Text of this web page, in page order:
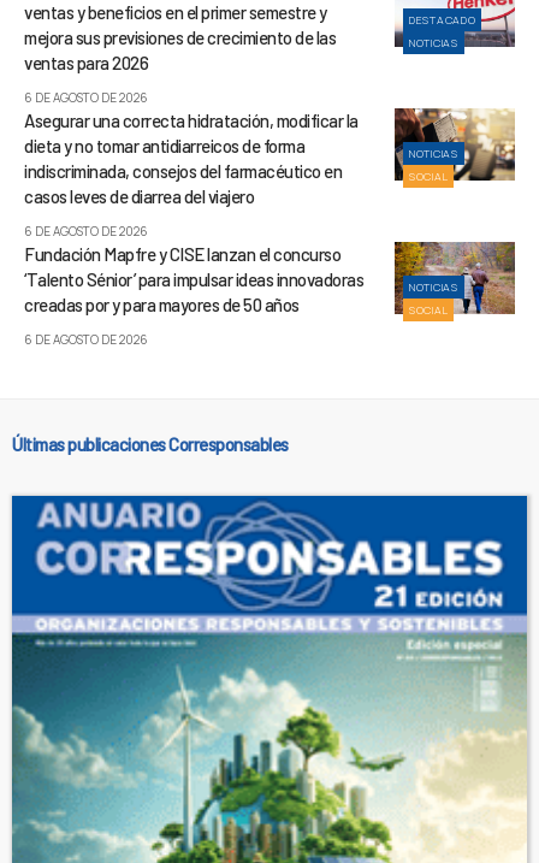
DESTACADO
NOTICIAS
ventas y beneficios en el primer semestre y
mejora sus previsiones de crecimiento de las
ventas para 2026
6 DE AGOSTO DE 2026
NOTICIAS
SOCIAL
Asegurar una correcta hidratación, modificar la
dieta y no tomar antidiarreicos de forma
indiscriminada, consejos del farmacéutico en
casos leves de diarrea del viajero
6 DE AGOSTO DE 2026
NOTICIAS
SOCIAL
Fundación Mapfre y CISE lanzan el concurso
‘Talento Sénior’ para impulsar ideas innovadoras
creadas por y para mayores de 50 años
6 DE AGOSTO DE 2026
Últimas publicaciones Corresponsables